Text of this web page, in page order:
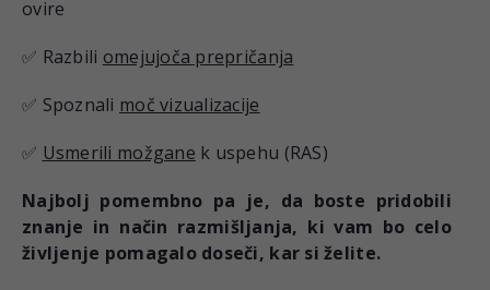
ovire
✅ Razbili omejujoča prepričanja
✅ Spoznali moč vizualizacije
✅ Usmerili možgane k uspehu (RAS)
Najbolj pomembno pa je, da boste pridobili
znanje in način razmišljanja, ki vam bo celo
življenje pomagalo doseči, kar si želite.